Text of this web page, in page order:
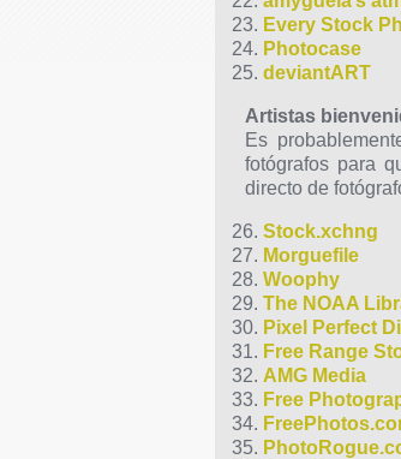
Every Stock
Photocase
deviantART
Artistas
Es
fotógrafos para
directo de
Stock.xchng
Morguefile
Woophy
The NOAA
Pixel Perfect
Free Range
AMG Media
Free